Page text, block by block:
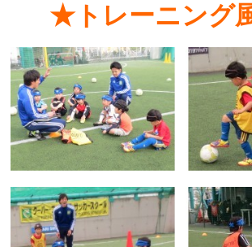
★トレーニング